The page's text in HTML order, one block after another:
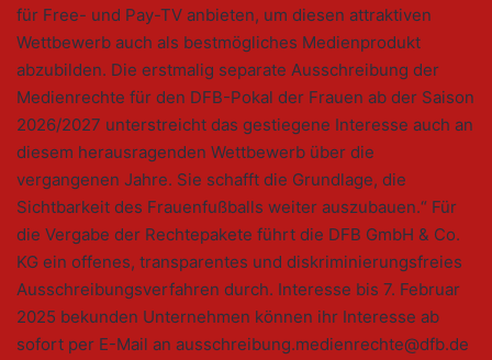
für Free- und Pay-TV anbieten, um diesen attraktiven
Wettbewerb auch als bestmögliches Medienprodukt
abzubilden. Die erstmalig separate Ausschreibung der
Medienrechte für den DFB-Pokal der Frauen ab der Saison
2026/2027 unterstreicht das gestiegene Interesse auch an
diesem herausragenden Wettbewerb über die
vergangenen Jahre. Sie schafft die Grundlage, die
Sichtbarkeit des Frauenfußballs weiter auszubauen.“ Für
die Vergabe der Rechtepakete führt die DFB GmbH & Co.
KG ein offenes, transparentes und diskriminierungsfreies
Ausschreibungsverfahren durch. Interesse bis 7. Februar
2025 bekunden Unternehmen können ihr Interesse ab
sofort per E-Mail an ausschreibung.medienrechte@dfb.de